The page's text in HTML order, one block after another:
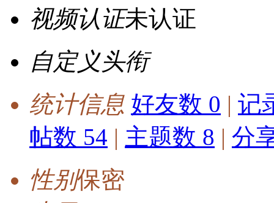
视频认证未认证
自定义头衔
统计信息 好友数 0 | 记
帖数 54 | 主题数 8 | 分
性别保密